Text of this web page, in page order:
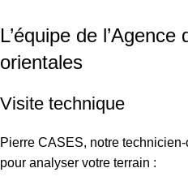
L’équipe de
orientales
Visite technique
Pierre CASES, notre
pour analyser votre terrain :